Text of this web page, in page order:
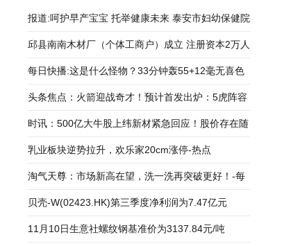
报道:呵护早产宝宝 托举健康未来 泰安市妇幼保健院
举办世界早产儿日活动
邱县南南木材厂（个体工商户）成立 注册资本2万人
民币 每日消息
每日快播:这是什么怪物？33分钟轰55+12毫无喜色
约基奇超鲨鱼之夜刷6纪录
头条焦点：火箭迎战奇才！预计首发出炉：5虎阵容
不变，乌度卡延续赢球模式
时讯：500亿大牛股上纬新材紧急回应！股价存在随
时快速下跌的风险
乳业板块逆势拉升，欢乐家20cm涨停-热点
淘气天尊：市场新高在望，洗一洗再突破更好！-每
日头条
贝壳-W(02423.HK)第三季度净利润为7.47亿元
11月10日生意社螺纹钢基准价为3137.84元/吨